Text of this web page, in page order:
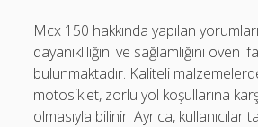
Mcx 150 hakkında yapılan
dayanıklılığını ve sağlamlığını öven
bulunmaktadır. Kaliteli
motosiklet, zorlu yol koşullarına
olmasıyla bilinir. Ayrıca, kullanıcılar